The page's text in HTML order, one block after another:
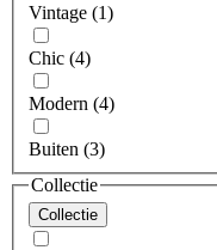
Vintage (1)
Chic (4)
Modern (4)
Buiten (3)
Collectie
Collectie